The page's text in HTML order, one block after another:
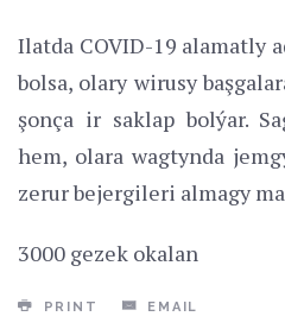
Ilatda COVID-19 alamatly
bolsa, olary wirusy
şonça ir saklap bolýar.
hem, olara wagtynda
zerur bejergileri almagy
3000 gezek okalan
PRINT EMAIL